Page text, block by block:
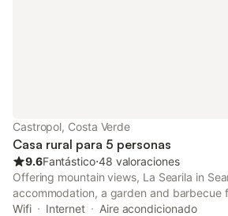
Castropol, Costa Verde
Casa rural para 5 personas
9.6Fantástico⋅48 valoraciones
Offering mountain views, La Searila in
accommodation, a garden and barbecue
house provides air-conditioned
Wifi Internet
Aire acondicionado